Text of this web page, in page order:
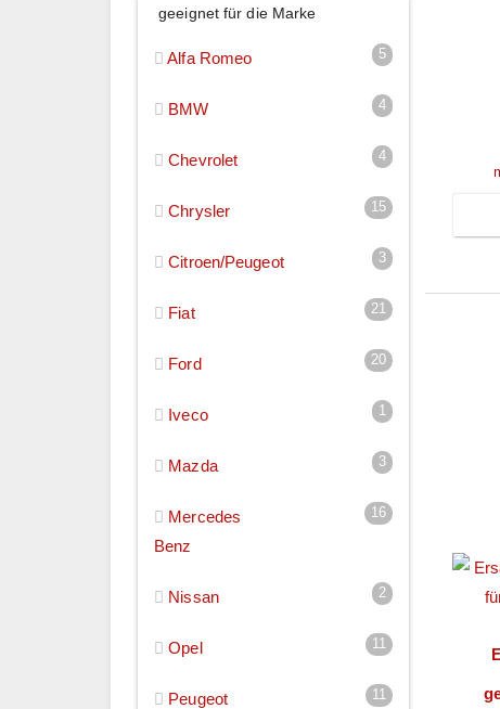
geeignet für die Marke
5
Alfa Romeo
4
BMW
4
Chevrolet
15
Chrysler
3
Citroen/Peugeot
21
Fiat
20
Ford
1
Iveco
3
Mazda
16
Mercedes
Benz
2
Nissan
11
Opel
11
Peugeot